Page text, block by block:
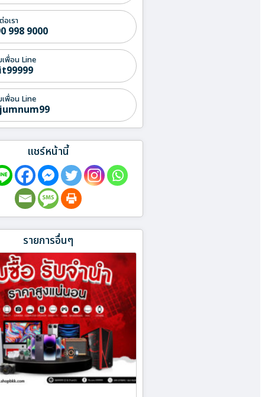
อเรา
998 9000
เพื่อน Line
เพื่อน Line
แชร์หน้านี้
รายการอื่นๆ